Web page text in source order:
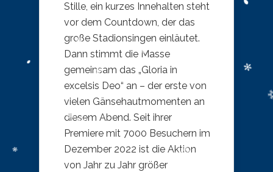
Stille, ein kurzes Innehalten steht
vor dem Countdown, der das
große Stadionsingen einläutet.
Dann stimmt die Masse
gemeinsam das „Gloria in
excelsis Deo“ an – der erste von
vielen Gänsehautmomenten an
diesem Abend. Seit ihrer
Premiere mit 7000 Besuchern im
Dezember 2022 ist die Aktion
von Jahr zu Jahr größer